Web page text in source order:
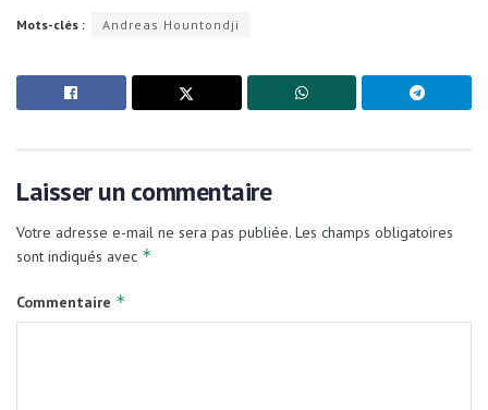
Mots-clés : Andreas Hountondji
Laisser un commentaire
Votre adresse e-mail ne sera pas publiée. Les champs obligatoires
sont indiqués avec *
Commentaire *